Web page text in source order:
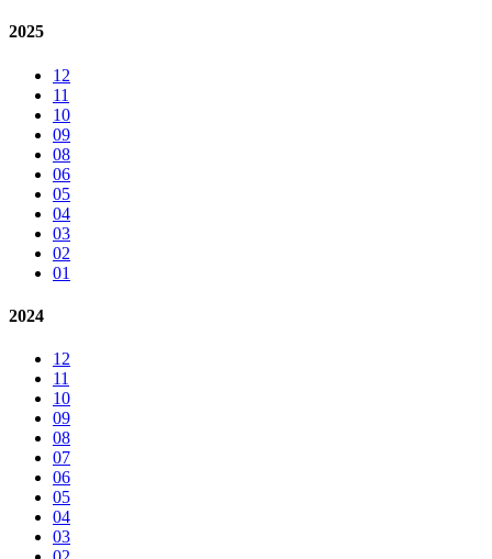
2025
12
11
10
09
08
06
05
04
03
02
01
2024
12
11
10
09
08
07
06
05
04
03